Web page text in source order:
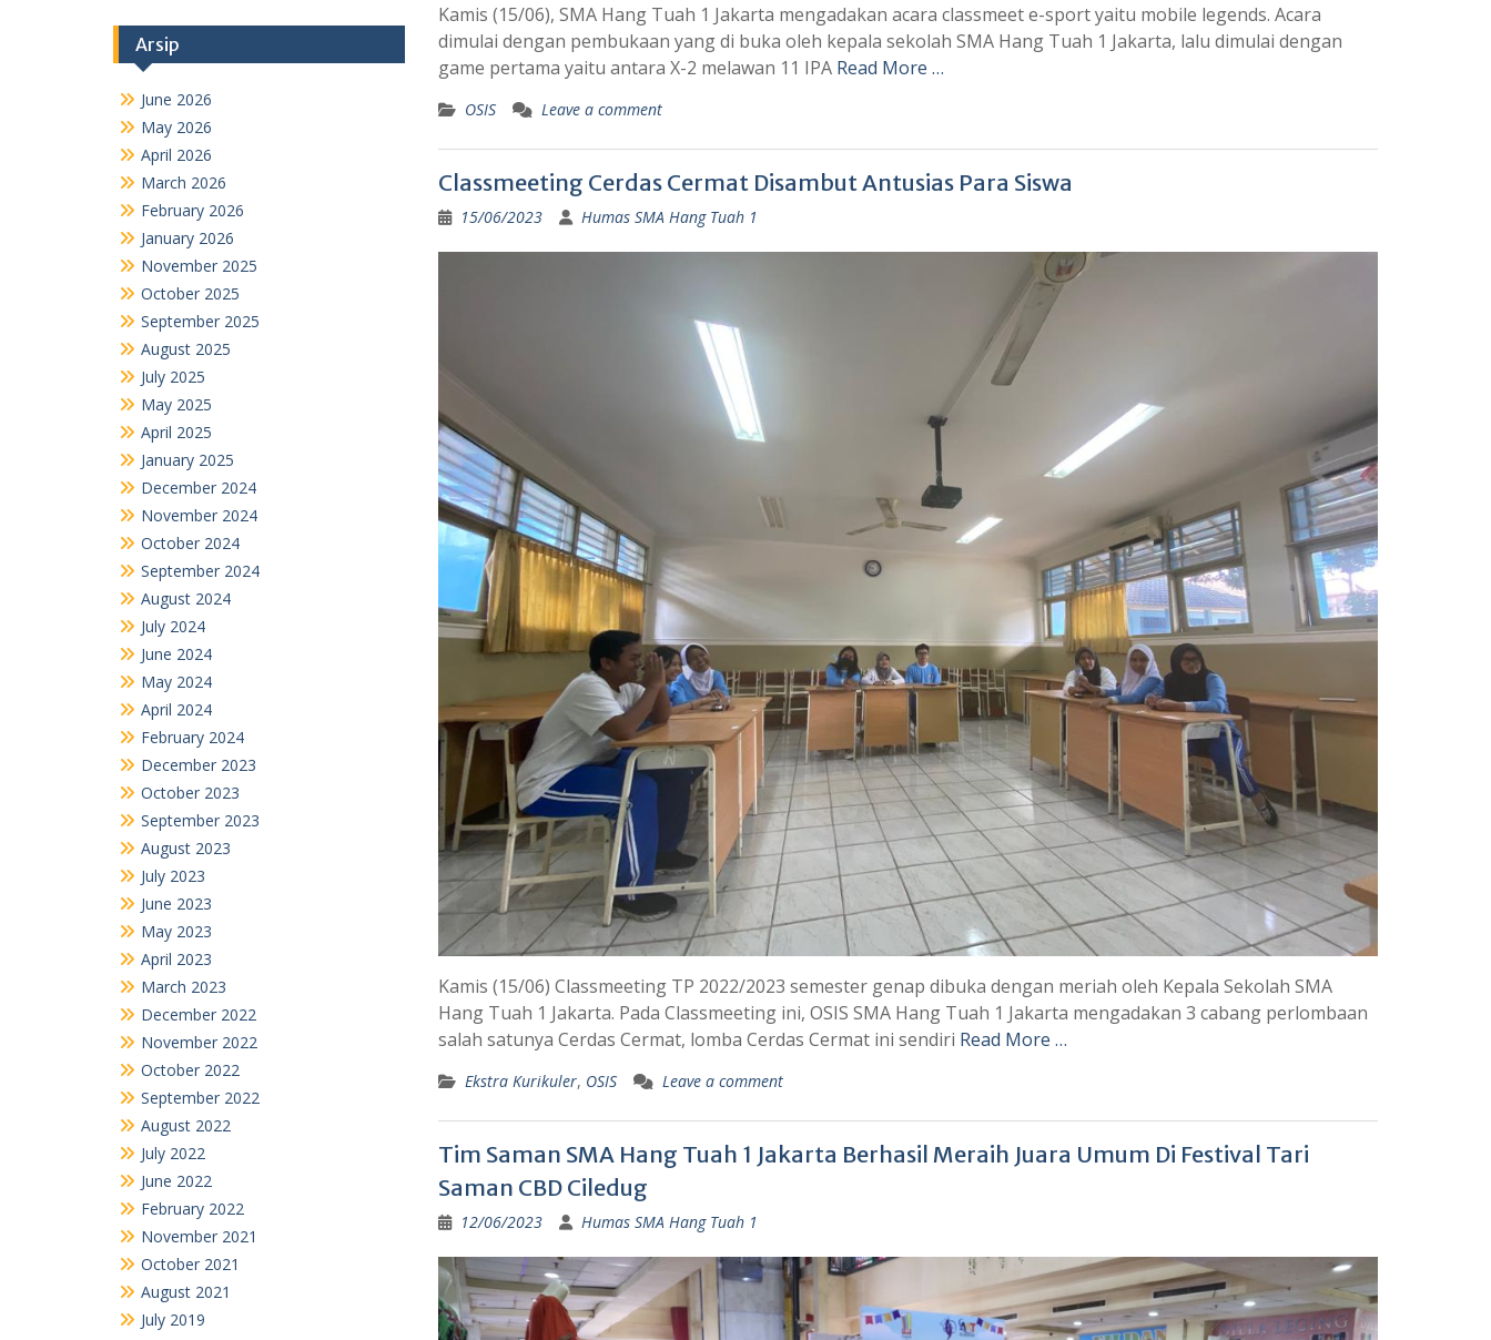
Kamis (15/06), SMA Hang Tuah 1 Jakarta mengadakan acara classmeet e-sport yaitu mobile legends. Acara
dimulai dengan pembukaan yang di buka oleh kepala sekolah SMA Hang Tuah 1 Jakarta, lalu dimulai dengan
game pertama yaitu antara X-2 melawan 11 IPA Read More …
OSIS Leave a comment
Classmeeting Cerdas Cermat Disambut Antusias Para Siswa
15/06/2023 Humas SMA Hang Tuah 1
Kamis (15/06) Classmeeting TP 2022/2023 semester genap dibuka dengan meriah oleh Kepala Sekolah SMA
Hang Tuah 1 Jakarta. Pada Classmeeting ini, OSIS SMA Hang Tuah 1 Jakarta mengadakan 3 cabang perlombaan
salah satunya Cerdas Cermat, lomba Cerdas Cermat ini sendiri Read More …
Ekstra Kurikuler, OSIS Leave a comment
Tim Saman SMA Hang Tuah 1 Jakarta Berhasil Meraih Juara Umum Di Festival Tari
Saman CBD Ciledug
12/06/2023 Humas SMA Hang Tuah 1
January 2026
November 2025
October 2025
September 2025
August 2025
July 2025
May 2025
April 2025
January 2025
December 2024
November 2024
October 2024
September 2024
August 2024
July 2024
June 2024
May 2024
April 2024
February 2024
December 2023
October 2023
September 2023
August 2023
July 2023
June 2023
May 2023
April 2023
March 2023
December 2022
November 2022
October 2022
September 2022
August 2022
July 2022
June 2022
February 2022
November 2021
October 2021
August 2021
July 2019
June 2019
July 2018
February 2018
for: